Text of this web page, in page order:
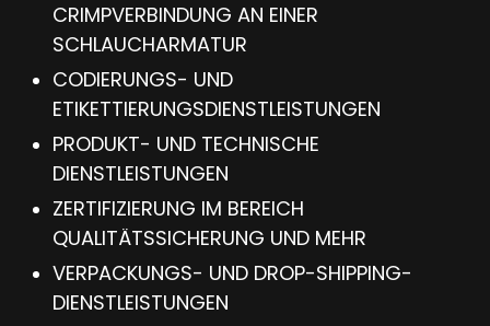
CRIMPVERBINDUNG AN EINER
SCHLAUCHARMATUR
CODIERUNGS- UND
ETIKETTIERUNGSDIENSTLEISTUNGEN
PRODUKT- UND TECHNISCHE
DIENSTLEISTUNGEN
ZERTIFIZIERUNG IM BEREICH
QUALITÄTSSICHERUNG UND MEHR
VERPACKUNGS- UND DROP-SHIPPING-
DIENSTLEISTUNGEN